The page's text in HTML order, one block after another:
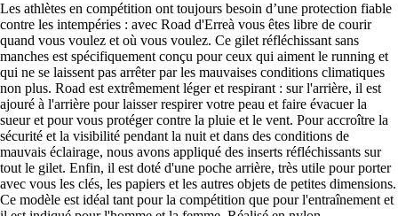
Les athlètes en compétition ont toujours besoin d’une protection fiable
contre les intempéries : avec Road d'Erreà vous êtes libre de courir
quand vous voulez et où vous voulez. Ce gilet réfléchissant sans
manches est spécifiquement conçu pour ceux qui aiment le running et
qui ne se laissent pas arrêter par les mauvaises conditions climatiques
non plus. Road est extrêmement léger et respirant : sur l'arrière, il est
ajouré à l'arrière pour laisser respirer votre peau et faire évacuer la
sueur et pour vous protéger contre la pluie et le vent. Pour accroître la
sécurité et la visibilité pendant la nuit et dans des conditions de
mauvais éclairage, nous avons appliqué des inserts réfléchissants sur
tout le gilet. Enfin, il est doté d'une poche arrière, très utile pour porter
avec vous les clés, les papiers et les autres objets de petites dimensions.
Ce modèle est idéal tant pour la compétition que pour l'entraînement et